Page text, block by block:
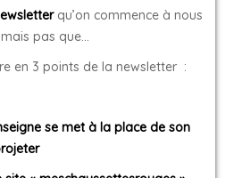
qu’on commence à nous
pas que…
en 3 points de la newsletter :
se met à la place de son